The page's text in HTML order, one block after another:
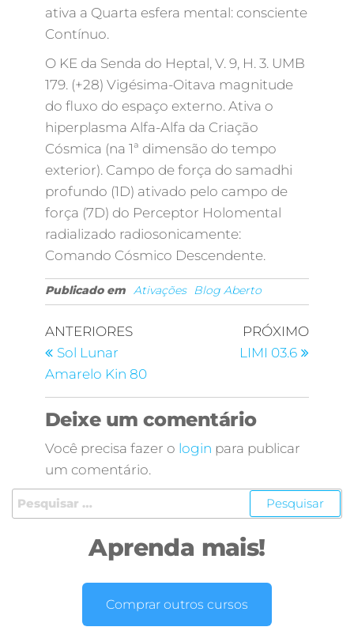
ativa a Quarta esfera mental: consciente
Contínuo.
O KE da Senda do Heptal, V. 9, H. 3. UMB
179. (+28) Vigésima-Oitava magnitude
do fluxo do espaço externo. Ativa o
hiperplasma Alfa-Alfa da Criação
Cósmica (na 1ª dimensão do tempo
exterior). Campo de força do samadhi
profundo (1D) ativado pelo campo de
força (7D) do Perceptor Holomental
radializado radiosonicamente:
Comando Cósmico Descendente.
Publicado em Ativações Blog Aberto
ANTERIORES
Sol Lunar
Amarelo Kin 80
PRÓXIMO
LIMI 03.6
Deixe um comentário
Você precisa fazer o login para publicar
um comentário.
Aprenda mais!
Comprar outros cursos